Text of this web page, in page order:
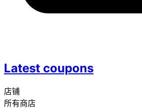
Latest coupons
店铺
所有商店